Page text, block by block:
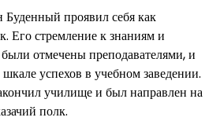
проявил себя как
Его стремление к знаниям и
отмечены преподавателями, и
успехов в учебном заведении.
училище и был направлен на
полк.